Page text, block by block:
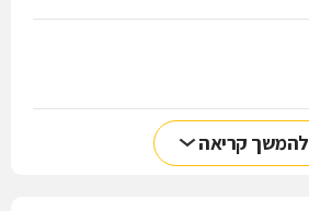
להמשך קריאה